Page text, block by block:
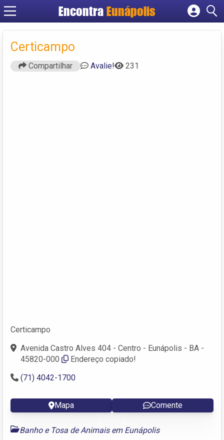
EncontraEunápolis
Cadastrar empresa
Certicampo
Compartilhar Avalie! 231
Certicampo
Avenida Castro Alves 404 - Centro - Eunápolis - BA -
45820-000
Endereço copiado!
(71) 4042-1700
Mapa Comente
Banho e Tosa de Animais em Eunápolis